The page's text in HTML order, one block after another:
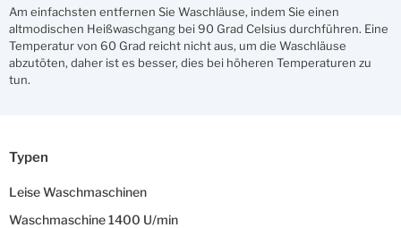
Am einfachsten entfernen Sie Waschläuse, indem Sie einen
altmodischen Heißwaschgang bei 90 Grad Celsius durchführen. Eine
Temperatur von 60 Grad reicht nicht aus, um die Waschläuse
abzutöten, daher ist es besser, dies bei höheren Temperaturen zu
tun.
Typen
Leise Waschmaschinen
Waschmaschine 1400 U/min